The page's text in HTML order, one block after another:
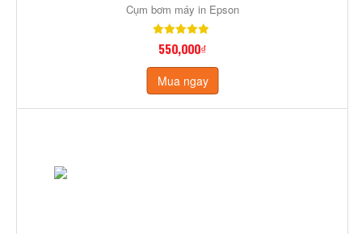
Cụm bơm máy in Epson
550,000₫
Mua ngay